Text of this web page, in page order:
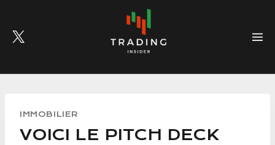
content
IMMOBILIER
VOICI LE PITCH DECK